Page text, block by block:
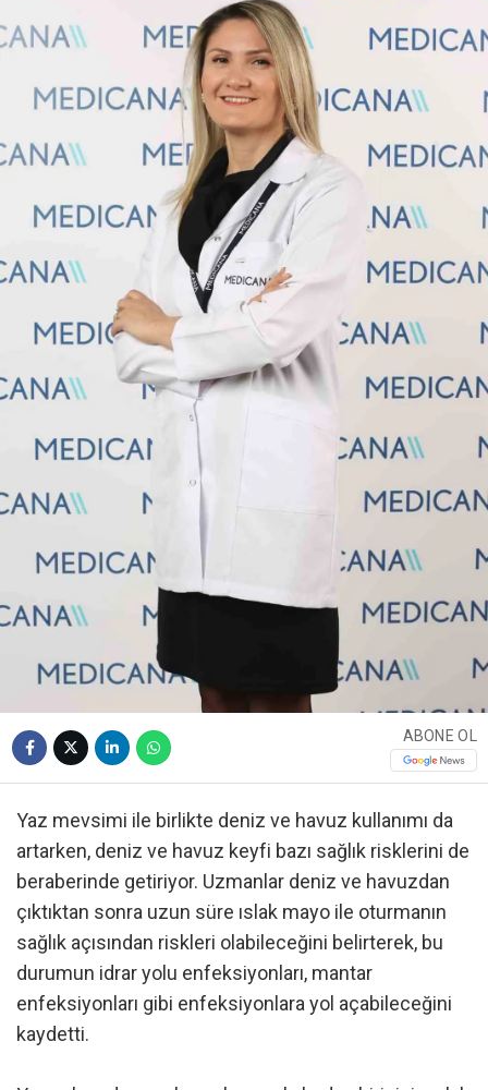
ABONE OL
Yaz mevsimi ile birlikte deniz ve havuz kullanımı da
artarken, deniz ve havuz keyfi bazı sağlık risklerini de
beraberinde getiriyor. Uzmanlar deniz ve havuzdan
çıktıktan sonra uzun süre ıslak mayo ile oturmanın
sağlık açısından riskleri olabileceğini belirterek, bu
durumun idrar yolu enfeksiyonları, mantar
enfeksiyonları gibi enfeksiyonlara yol açabileceğini
kaydetti.